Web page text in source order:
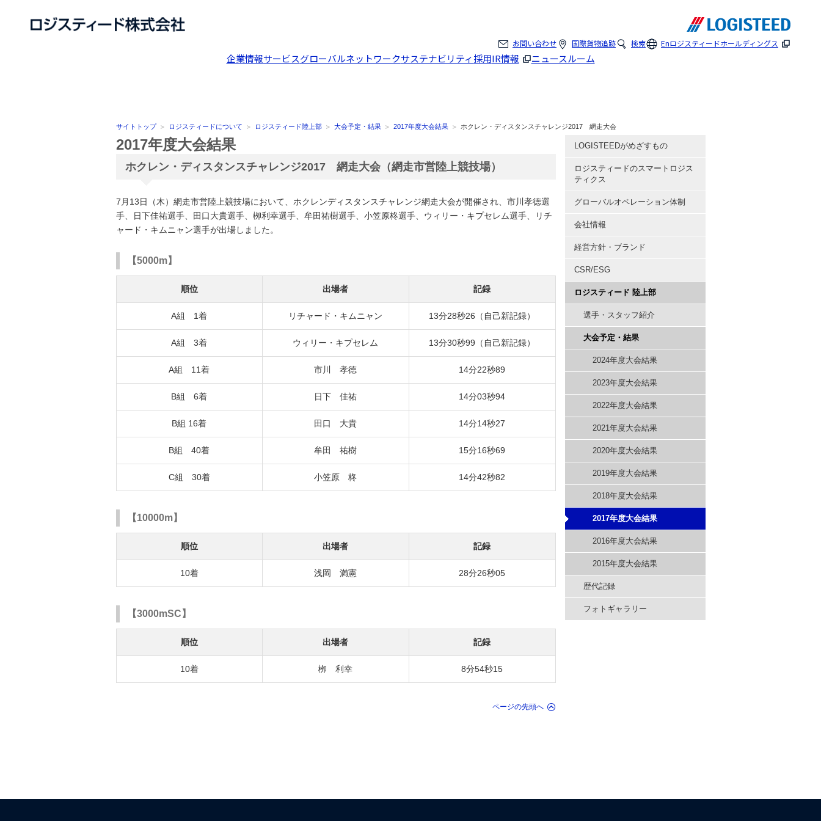
企業情報サービスグローバルネットワークサステナビリティ採用IR情報 ニュースルーム
お問い合わせ 国際貨物追跡 検索 Enロジスティードホールディングス
サイトトップ ロジスティードについて ロジスティード陸上部 大会予定・結果 2017年度大会結果 ホクレン・ディスタンスチャレンジ2017 網走大会
2017年度大会結果
ホクレン・ディスタンスチャレンジ2017 網走大会（網走市営陸上競技場）
7月13日（木）網走市営陸上競技場において、ホクレンディスタンスチャレンジ網走大会が開催され、市川孝徳選
手、日下佳祐選手、田口大貴選手、栁利幸選手、牟田祐樹選手、小笠原柊選手、ウィリー・キプセレム選手、リチ
ャード・キムニャン選手が出場しました。
【5000m】
順位 出場者 記録
A組 1着 リチャード・キムニャン 13分28秒26（自己新記録）
A組 3着 ウィリー・キプセレム 13分30秒99（自己新記録）
A組 11着 市川 孝徳 14分22秒89
B組 6着 日下 佳祐 14分03秒94
B組 16着 田口 大貴 14分14秒27
B組 40着 牟田 祐樹 15分16秒69
C組 30着 小笠原 柊 14分42秒82
【10000m】
順位 出場者 記録
10着 浅岡 満憲 28分26秒05
【3000mSC】
順位 出場者 記録
10着 栁 利幸 8分54秒15
ページの先頭へ
LOGISTEEDがめざすもの
ロジスティードのスマートロジス
ティクス
グローバルオペレーション体制
会社情報
経営方針・ブランド
CSR/ESG
ロジスティード 陸上部
選手・スタッフ紹介
大会予定・結果
2024年度大会結果
2023年度大会結果
2022年度大会結果
2021年度大会結果
2020年度大会結果
2019年度大会結果
2018年度大会結果
2017年度大会結果
2016年度大会結果
2015年度大会結果
歴代記録
フォトギャラリー